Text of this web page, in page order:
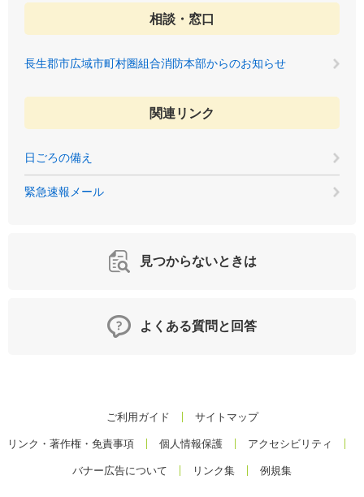
相談・窓口
長生郡市広域市町村圏組合消防本部からのお知らせ
関連リンク
日ごろの備え
緊急速報メール
見つからないときは
よくある質問と回答
ご利用ガイド サイトマップ
リンク・著作権・免責事項 個人情報保護 アクセシビリティ
バナー広告について リンク集 例規集